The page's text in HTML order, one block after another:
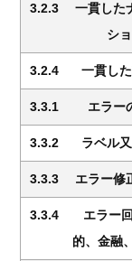
3.2.3
一貫した
シ
3.2.4 一貫し
3.3.1 エラー
3.3.2 ラベル
3.3.3 エラー修
3.3.4
エラー
的、金融